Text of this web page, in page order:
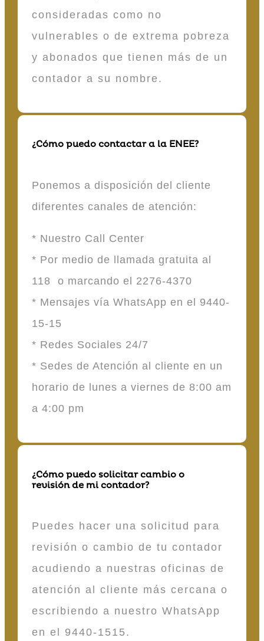
consideradas como no
vulnerables o de extrema pobreza
y abonados que tienen más de un
contador a su nombre.
¿Cómo puedo contactar a la ENEE?
Ponemos a disposición del cliente
diferentes canales de atención:
* Nuestro Call Center
* Por medio de llamada gratuita al
118 o marcando el 2276-4370
* Mensajes vía WhatsApp en el 9440-
15-15
* Redes Sociales 24/7
* Sedes de Atención al cliente en un
horario de lunes a viernes de 8:00 am
a 4:00 pm
¿Cómo puedo solicitar cambio o
revisión de mi contador?
Puedes hacer una solicitud para
revisión o cambio de tu contador
acudiendo a nuestras oficinas de
atención al cliente más cercana o
escribiendo a nuestro WhatsApp
en el 9440-1515.